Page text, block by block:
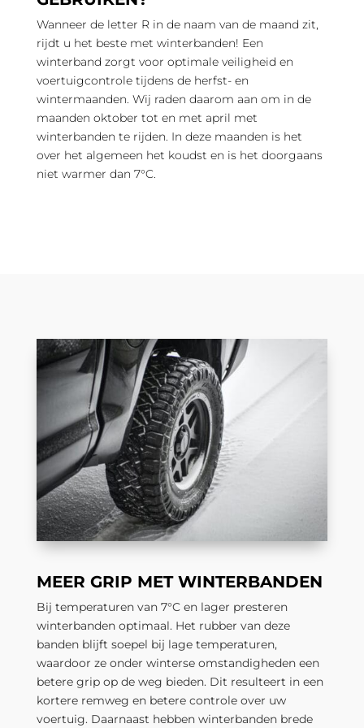
Wanneer de letter R in de naam van de maand zit,
rijdt u het beste met winterbanden! Een
winterband zorgt voor optimale veiligheid en
voertuigcontrole tijdens de herfst- en
wintermaanden. Wij raden daarom aan om in de
maanden oktober tot en met april met
winterbanden te rijden. In deze maanden is het
over het algemeen het koudst en is het doorgaans
niet warmer dan 7°C.
MEER GRIP MET WINTERBANDEN
Bij temperaturen van 7°C en lager presteren
winterbanden optimaal. Het rubber van deze
banden blijft soepel bij lage temperaturen,
waardoor ze onder winterse omstandigheden een
betere grip op de weg bieden. Dit resulteert in een
kortere remweg en betere controle over uw
voertuig. Daarnaast hebben winterbanden brede